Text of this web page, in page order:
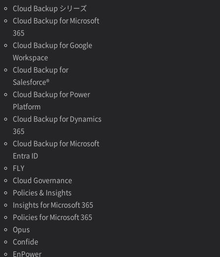
Cloud Backup シリーズ
Cloud Backup for Microsoft
365
Cloud Backup for Google
Workspace
Cloud Backup for
Salesforce®
Cloud Backup for Power
Platform
Cloud Backup for Dynamics
365
Cloud Backup for Microsoft
Entra ID
FLY
Cloud Governance
Policies & Insights
Insights for Microsoft 365
Policies for Microsoft 365
Opus
Confide
EnPower